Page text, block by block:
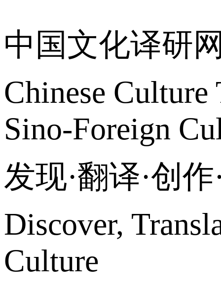
中国文化译研
Chinese
Sino-Foreign
发现·翻译·创
Discover,
Culture